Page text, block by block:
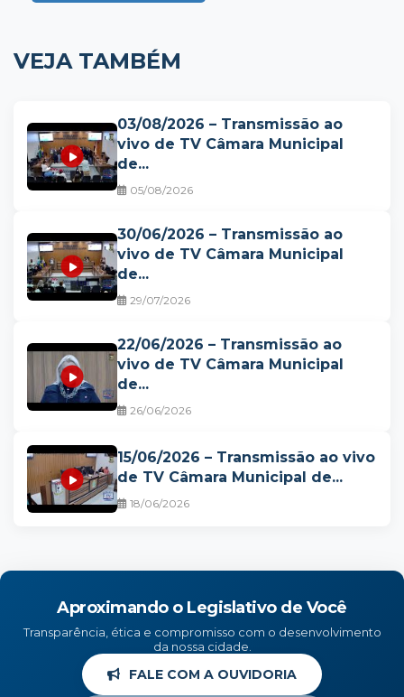
VEJA TAMBÉM
03/08/2026 – Transmissão ao
vivo de TV Câmara Municipal
de...
05/08/2026
30/06/2026 – Transmissão ao
vivo de TV Câmara Municipal
de...
29/07/2026
22/06/2026 – Transmissão ao
vivo de TV Câmara Municipal
de...
26/06/2026
15/06/2026 – Transmissão ao vivo
de TV Câmara Municipal de...
18/06/2026
Aproximando o Legislativo de Você
Transparência, ética e compromisso com o desenvolvimento
da nossa cidade.
FALE COM A OUVIDORIA